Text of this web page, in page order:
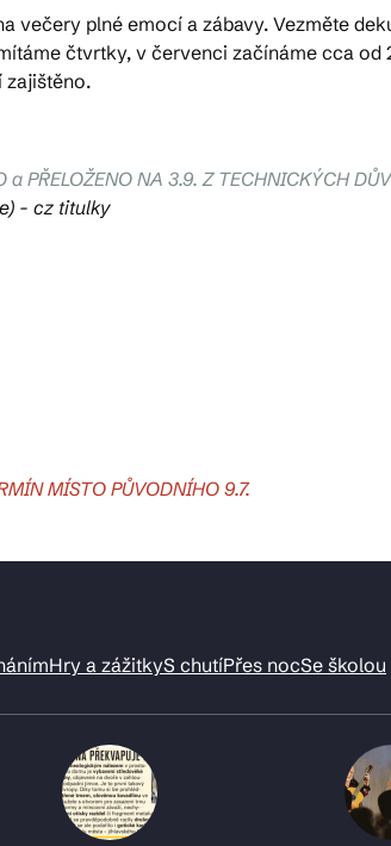
plné emocí a zábavy. Vezměte
čtvrtky, v červenci začínáme cca od
zajištěno.
NA 3.9. Z TECHNICKÝCH
- cz titulky
MÍSTO PŮVODNÍHO 9.7.
Hry a zážitkyS chutíPřes nocSe školou